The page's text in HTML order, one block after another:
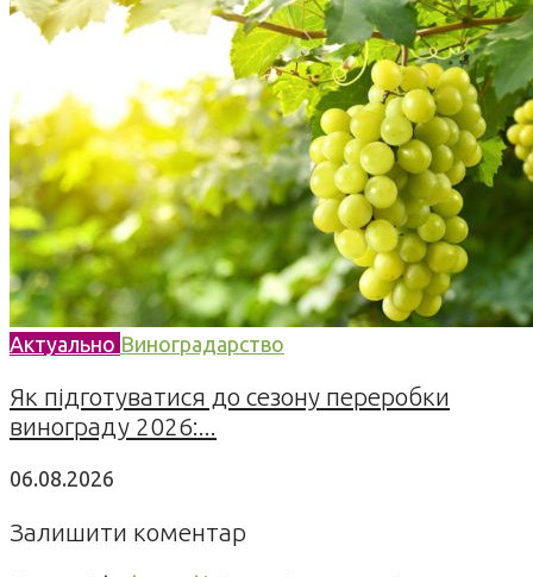
Актуально Виноградарство
Як підготуватися до сезону переробки
винограду 2026:...
06.08.2026
Залишити коментар